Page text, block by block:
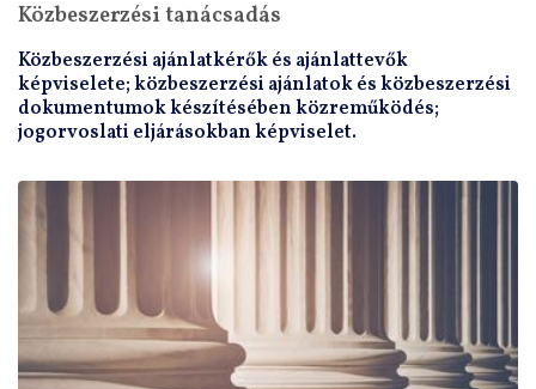
Közbeszerzési tanácsadás
Közbeszerzési ajánlatkérők és ajánlattevők
képviselete; közbeszerzési ajánlatok és közbeszerzési
dokumentumok készítésében közreműködés;
jogorvoslati eljárásokban képviselet.